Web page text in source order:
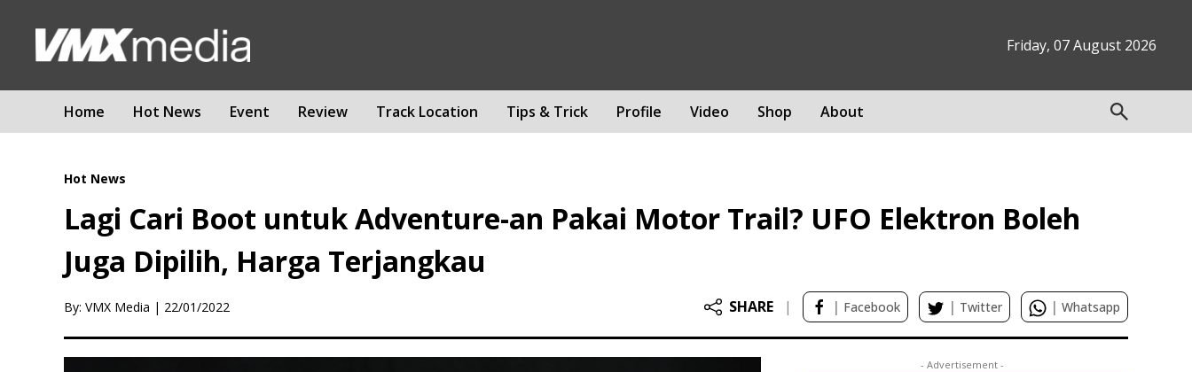
Friday, 07 August 2026
Home Hot News Event Review Track Location Tips & Trick Profile Video Shop About
Hot News
Lagi Cari Boot untuk Adventure-an Pakai Motor Trail? UFO Elektron Boleh
Juga Dipilih, Harga Terjangkau
By: VMX Media | 22/01/2022 SHARE | | Facebook | Twitter | Whatsapp
- Advertisement -